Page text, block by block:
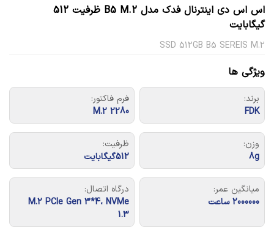
اس اس دی اینترنال فدک مدل B5 M.2 ظرفیت 512
گیگابایت
SSD 512GB B5 SEREIS M.2
ویژگی ها
برند:
FDK
فرم فاکتور:
M.2 2280
وزن:
8g
ظرفیت:
512گیگابایت
میانگین عمر:
2000000 ساعت
درگاه اتصال:
M.2 PCIe Gen 3*4، NVMe
1.3